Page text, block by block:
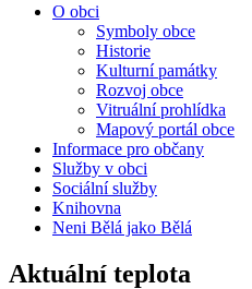
O obci
Symboly obce
Historie
Kulturní památky
Rozvoj obce
Vitruální prohlídka
Mapový portál obce
Informace pro občany
Služby v obci
Sociální služby
Knihovna
Neni Bělá jako Bělá
Aktuální teplota